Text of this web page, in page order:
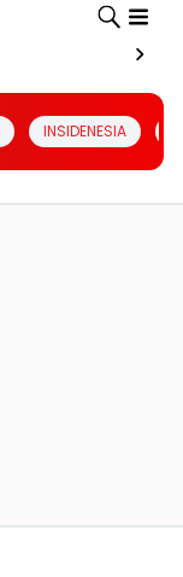
INSIDENESIA